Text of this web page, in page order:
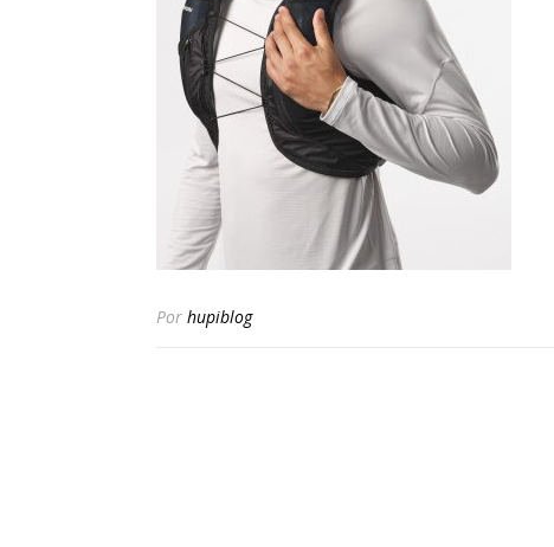
Por hupiblog